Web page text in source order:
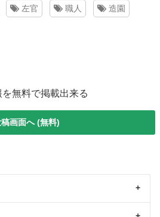
左官 職人 造園
無料で掲載出来る
画面へ (無料)